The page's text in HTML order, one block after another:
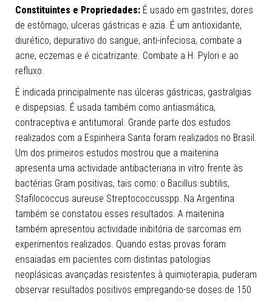
Constituintes e Propriedades: É usado em gastrites, dores
de estômago, ulceras gástricas e azia. É um antioxidante,
diurético, depurativo do sangue, anti-infeciosa, combate a
acne, eczemas e é cicatrizante. Combate a H. Pylori e ao
refluxo.
É indicada principalmente nas úlceras gástricas, gastralgias
e dispepsias. É usada também como antiasmática,
contraceptiva e antitumoral. Grande parte dos estudos
realizados com a Espinheira Santa foram realizados no Brasil.
Um dos primeiros estudos mostrou que a maitenina
apresenta uma actividade antibacteriana in vitro frente às
bactérias Gram positivas, tais como: o Bacillus subtilis,
Stafilococcus aureuse Streptococcusspp. Na Argentina
também se constatou esses resultados. A maitenina
também apresentou actividade inibitória de sarcomas em
experimentos realizados. Quando estas provas foram
ensaiadas em pacientes com distintas patologias
neoplásicas avançadas resistentes à quimioterapia, puderam
observar resultados positivos empregando-se doses de 150